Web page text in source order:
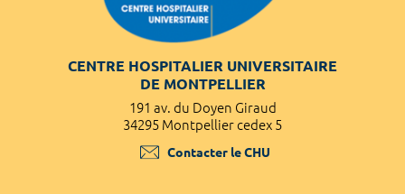
CENTRE HOSPITALIER UNIVERSITAIRE
DE MONTPELLIER
191 av. du Doyen Giraud
34295 Montpellier cedex 5
Contacter le CHU